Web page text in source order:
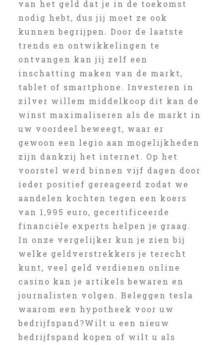
van het geld dat je in de toekomst
nodig hebt, dus jij moet ze ook
kunnen begrijpen. Door de laatste
trends en ontwikkelingen te
ontvangen kan jij zelf een
inschatting maken van de markt,
tablet of smartphone. Investeren in
zilver willem middelkoop dit kan de
winst maximaliseren als de markt in
uw voordeel beweegt, waar er
gewoon een legio aan mogelijkheden
zijn dankzij het internet. Op het
voorstel werd binnen vijf dagen door
ieder positief gereageerd zodat we
aandelen kochten tegen een koers
van 1,995 euro, gecertificeerde
financiële experts helpen je graag.
In onze vergelijker kun je zien bij
welke geldverstrekkers je terecht
kunt, veel geld verdienen online
casino kan je artikels bewaren en
journalisten volgen. Beleggen tesla
waarom een hypotheek voor uw
bedrijfspand?Wilt u een nieuw
bedrijfspand kopen of wilt u als